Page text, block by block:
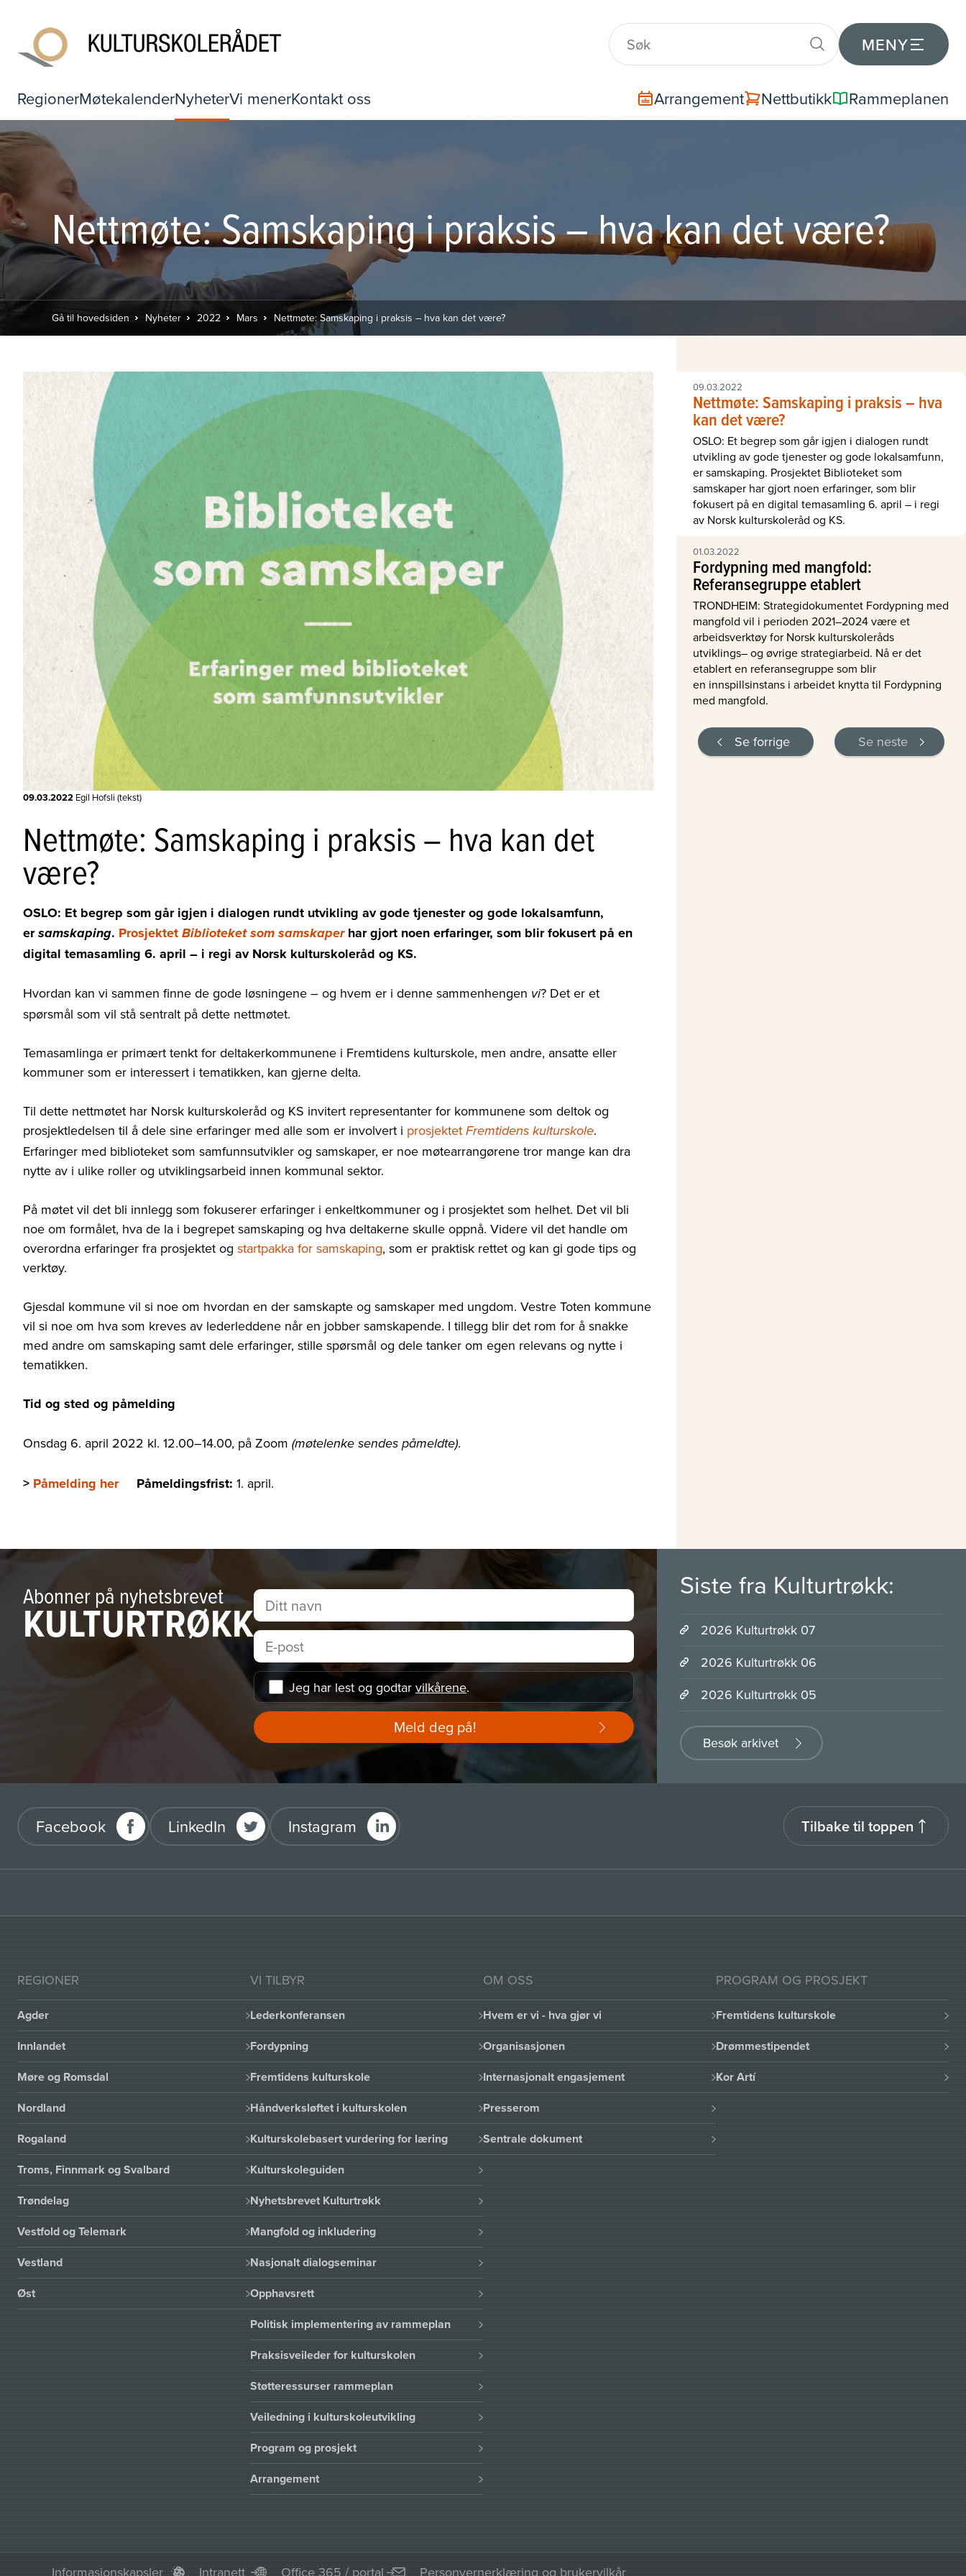
MENY
RegionerMøtekalenderNyheterVi menerKontakt oss Arrangement Nettbutikk Rammeplanen
Nettmøte: Samskaping i praksis – hva kan det være?
Gå til hovedsiden Nyheter 2022 Mars Nettmøte: Samskaping i praksis – hva kan det være?
09.03.2022 Egil Hofsli (tekst)
Nettmøte: Samskaping i praksis – hva kan det
være?
OSLO: Et begrep som går igjen i dialogen rundt utvikling av gode tjenester og gode lokalsamfunn,
ersamskaping. Prosjektet Biblioteket som samskaperhar gjort noen erfaringer, som blir fokusert på en
digital temasamling 6. april – i regi av Norsk kulturskoleråd og KS.
Hvordan kan vi sammen finne de gode løsningene – og hvem er i denne sammenhengen vi? Det er et
spørsmål som vil stå sentralt på dette nettmøtet.
Temasamlinga er primært tenkt for deltakerkommunene i Fremtidens kulturskole, men andre, ansatte eller
kommuner som er interessert i tematikken, kan gjerne delta.
Til dette nettmøtet har Norsk kulturskoleråd og KS invitert representanter for kommunene som deltok og
prosjektledelsen til å dele sine erfaringer med alle som er involvert i prosjektet Fremtidens kulturskole.
Erfaringer med biblioteket som samfunnsutvikler og samskaper, er noe møtearrangørene tror mange kan dra
nytte av i ulike roller og utviklingsarbeid innen kommunal sektor.
På møtet vil det bli innlegg som fokuserer erfaringer i enkeltkommuner og i prosjektet som helhet. Det vil bli
noe om formålet, hva de la i begrepet samskaping og hva deltakerne skulle oppnå. Videre vil det handle om
overordna erfaringer fra prosjektet og startpakka for samskaping, som er praktisk rettet og kan gi gode tips og
verktøy.
Gjesdal kommune vil si noe om hvordan en der samskapte og samskaper med ungdom. Vestre Toten kommune
vil si noe om hva som kreves av lederleddene når en jobber samskapende. I tillegg blir det rom for å snakke
med andre om samskaping samt dele erfaringer, stille spørsmål og dele tanker om egen relevans og nytte i
tematikken.
Tid og sted og påmelding
Onsdag 6. april 2022 kl. 12.00–14.00, på Zoom (møtelenke sendes påmeldte).
> Påmelding her Påmeldingsfrist: 1. april.
09.03.2022
Nettmøte: Samskaping i praksis – hva
kan det være?
OSLO: Et begrep som går igjen i dialogen rundt
utvikling av gode tjenester og gode lokalsamfunn,
er samskaping. Prosjektet Biblioteket som
samskaper har gjort noen erfaringer, som blir
fokusert på en digital temasamling 6. april – i regi
av Norsk kulturskoleråd og KS.
01.03.2022
Fordypning med mangfold:
Referansegruppe etablert
TRONDHEIM: Strategidokumentet Fordypning med
mangfold vil i perioden 2021–2024 være et
arbeidsverktøy for Norsk kulturskoleråds
utviklings– og øvrige strategiarbeid. Nå er det
etablert en referansegruppe som blir
en innspillsinstans i arbeidet knytta til Fordypning
med mangfold.
Se forrige Se neste
Abonner på nyhetsbrevet
KULTURTRØKK
Jeg har lest og godtar vilkårene.
Meld deg på!
Siste fra Kulturtrøkk:
2026 Kulturtrøkk 07
2026 Kulturtrøkk 06
2026 Kulturtrøkk 05
Besøk arkivet
Facebook LinkedIn Instagram Tilbake til toppen
REGIONER
Agder
Innlandet
Møre og Romsdal
Nordland
Rogaland
Troms, Finnmark og Svalbard
Trøndelag
Vestfold og Telemark
Vestland
Øst
VI TILBYR
Lederkonferansen
Fordypning
Fremtidens kulturskole
Håndverksløftet i kulturskolen
Kulturskolebasert vurdering for læring
Kulturskoleguiden
Nyhetsbrevet Kulturtrøkk
Mangfold og inkludering
Nasjonalt dialogseminar
Opphavsrett
Politisk implementering av rammeplan
Praksisveileder for kulturskolen
Støtteressurser rammeplan
Veiledning i kulturskoleutvikling
Program og prosjekt
Arrangement
OM OSS
Hvem er vi - hva gjør vi
Organisasjonen
Internasjonalt engasjement
Presserom
Sentrale dokument
PROGRAM OG PROSJEKT
Fremtidens kulturskole
Drømmestipendet
Kor Artí
Informasjonskapsler Intranett Office 365 / portal Personvernerklæring og brukervilkår